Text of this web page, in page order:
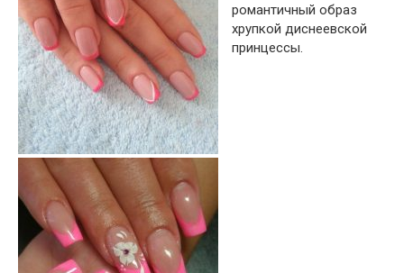
романтичный образ
хрупкой диснеевской
принцессы.